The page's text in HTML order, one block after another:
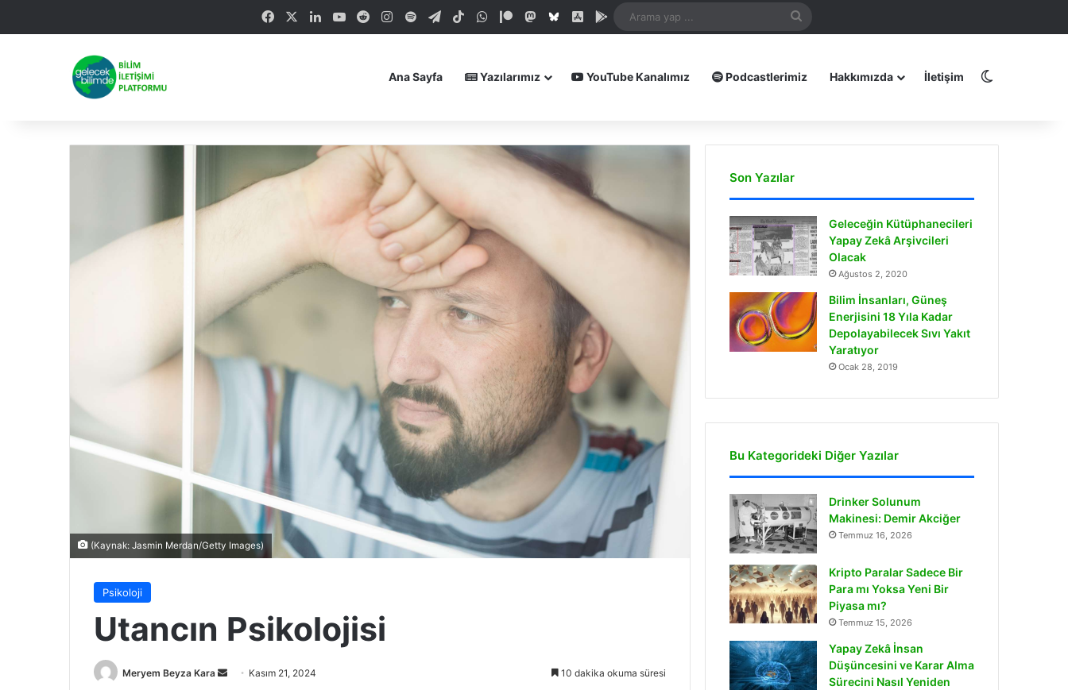
FacebookLinkedInYouTube
RedditInstagram
SpotifyTelegramTikTokWhatsApp
PatreonMastodonBluesky
iOS Uygulamamız
Android Uygulamamız
...
Ana Sayfa Yazılarımız YouTube Kanalımız Podcastlerimiz Hakkımızda İletişim
(Kaynak: Jasmin Merdan/Getty Images)
Psikoloji
Utancın Psikolojisi
Meryem Beyza Kara
Bir
Kasım 21, 2024 10 dakika okuma süresi
Son Yazılar
Geleceğin Kütüphanecileri
Yapay Zekâ Arşivcileri
Olacak
Ağustos 2, 2020
Bilim İnsanları, Güneş
Enerjisini 18 Yıla Kadar
Depolayabilecek Sıvı Yakıt
Yaratıyor
Ocak 28, 2019
Bu Kategorideki Diğer Yazılar
Drinker Solunum
Makinesi: Demir Akciğer
Temmuz 16, 2026
Kripto Paralar Sadece Bir
Para mı Yoksa Yeni Bir
Piyasa mı?
Temmuz 15, 2026
Yapay Zekâ İnsan
Düşüncesini ve Karar Alma
Sürecini Nasıl Yeniden